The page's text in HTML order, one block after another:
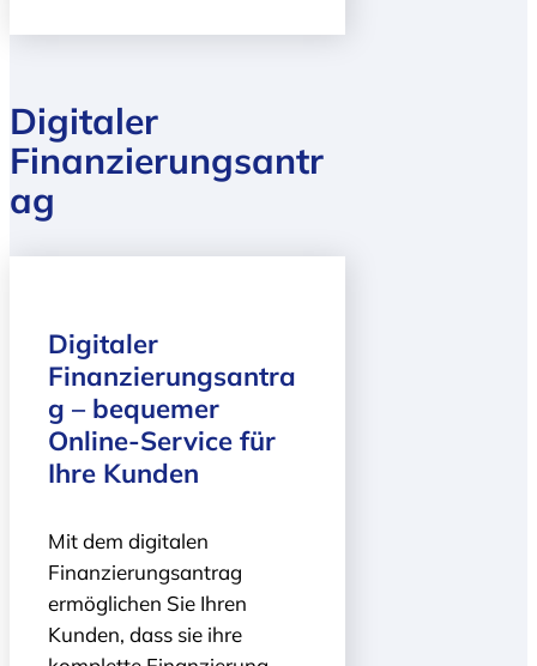
Digitaler
Finanzierungsantr
ag
Digitaler
Finanzierungsantra
g – bequemer
Online-Service für
Ihre Kunden
Mit dem digitalen
Finanzierungs­antrag
ermöglichen Sie Ihren
Kunden, dass sie ihre